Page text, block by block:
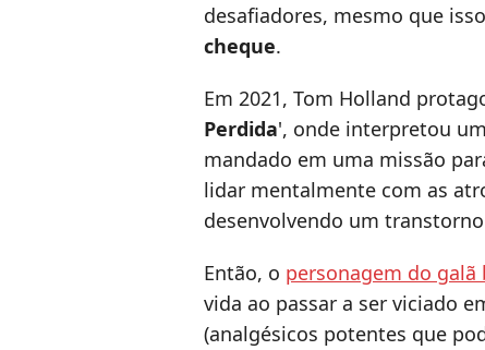
desafiadores, mesmo que
cheque.
Em 2021, Tom Holland
Perdida', onde interpretou
mandado em uma missão
lidar mentalmente com as
desenvolvendo um
Então, o personagem do galã
vida ao passar a ser viciado
(analgésicos potentes que